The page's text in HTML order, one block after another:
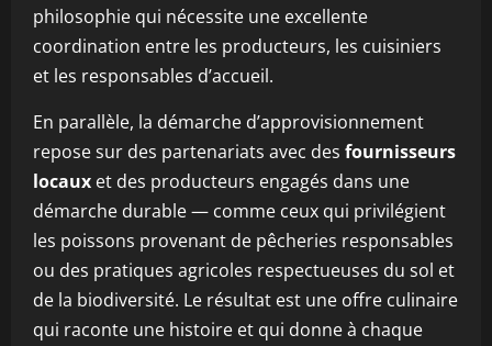
philosophie qui nécessite une excellente
coordination entre les producteurs, les cuisiniers
et les responsables d’accueil.
En parallèle, la démarche d’approvisionnement
repose sur des partenariats avec des fournisseurs
locaux et des producteurs engagés dans une
démarche durable — comme ceux qui privilégient
les poissons provenant de pêcheries responsables
ou des pratiques agricoles respectueuses du sol et
de la biodiversité. Le résultat est une offre culinaire
qui raconte une histoire et qui donne à chaque